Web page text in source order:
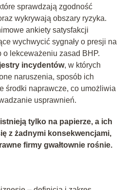
sprawdzają zgodność
wykrywają obszary ryzyka.
ankiety satysfakcji
wychwycić sygnały o presji na
o lekceważeniu zasad BHP.
incydentów, w których
naruszenia, sposób ich
środki naprawcze, co umożliwia
usprawnień.
tylko na papierze, a ich
z żadnymi konsekwencjami,
firmy gwałtownie rośnie.